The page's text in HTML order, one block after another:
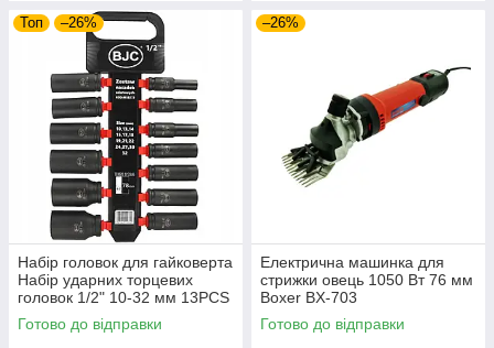
Топ –26%
Набір головок для гайковерта
Набір ударних торцевих
головок 1/2" 10-32 мм 13PCS
BJC /довгі/. M58272
Готово до відправки
–26%
Електрична машинка для
стрижки овець 1050 Вт 76 мм
Boxer BX-703
електротриммер для стрижки
худоби тварин
Готово до відправки